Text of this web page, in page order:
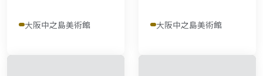
大阪中之島美術館 大阪中之島美術館